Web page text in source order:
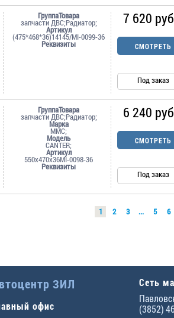
ГруппаТовара
запчасти ДВС;Радиатор;
Артикул
(475*468*36)14145/MI-0099-36
Реквизиты
7 620
СМОТРЕТЬ
Под заказ
ГруппаТовара
запчасти ДВС;Радиатор;
Марка
MMC;
Модель
CANTER;
Артикул
550х470х36MI-0098-36
Реквизиты
6 240
СМОТРЕТЬ
Под заказ
1 2 3 ... 5 6
ЗИЛ
офис
Сеть
(3852)